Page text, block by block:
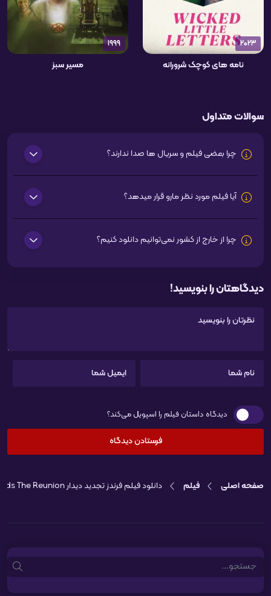
2023
نامه های کوچک شرورانه
1999
مسیر سبز
سوالات متداول
چرا بعضی فیلم و سریال ها صدا ندارند؟
آیا فیلم مورد نظر مارو قرار میدهد؟
چرا از خارج از کشور نمی‌توانیم دانلود کنیم؟
دیدگاهتان را بنویسید!
دیدگاه داستان فیلم را اسپویل می‌کند؟
صفحه اصلی فیلم دانلود فیلم فرندز تجدید دیدار Friends The Reunion
Search